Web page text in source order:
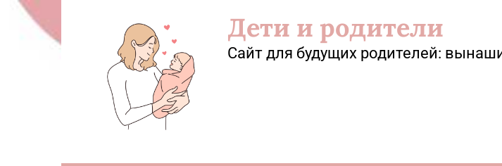
Перейти
Дети и родители
Сайт для будущих родителей: